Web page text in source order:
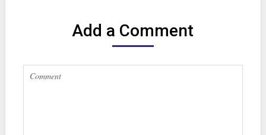
Add a Comment